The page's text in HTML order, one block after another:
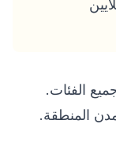
الفئات.
المنطقة.